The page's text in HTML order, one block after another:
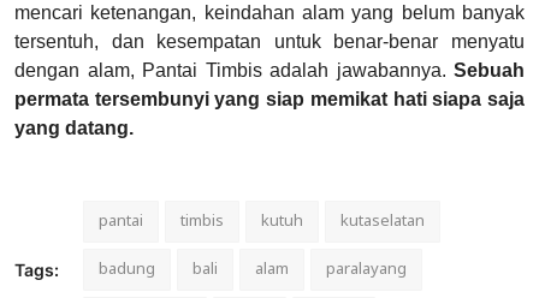
mencari ketenangan, keindahan alam yang belum banyak
tersentuh, dan kesempatan untuk benar-benar menyatu
dengan alam, Pantai Timbis adalah jawabannya. Sebuah
permata tersembunyi yang siap memikat hati siapa saja
yang datang.
Tags:
pantai timbis kutuh
kutaselatan
badung
bali alam
paralayang